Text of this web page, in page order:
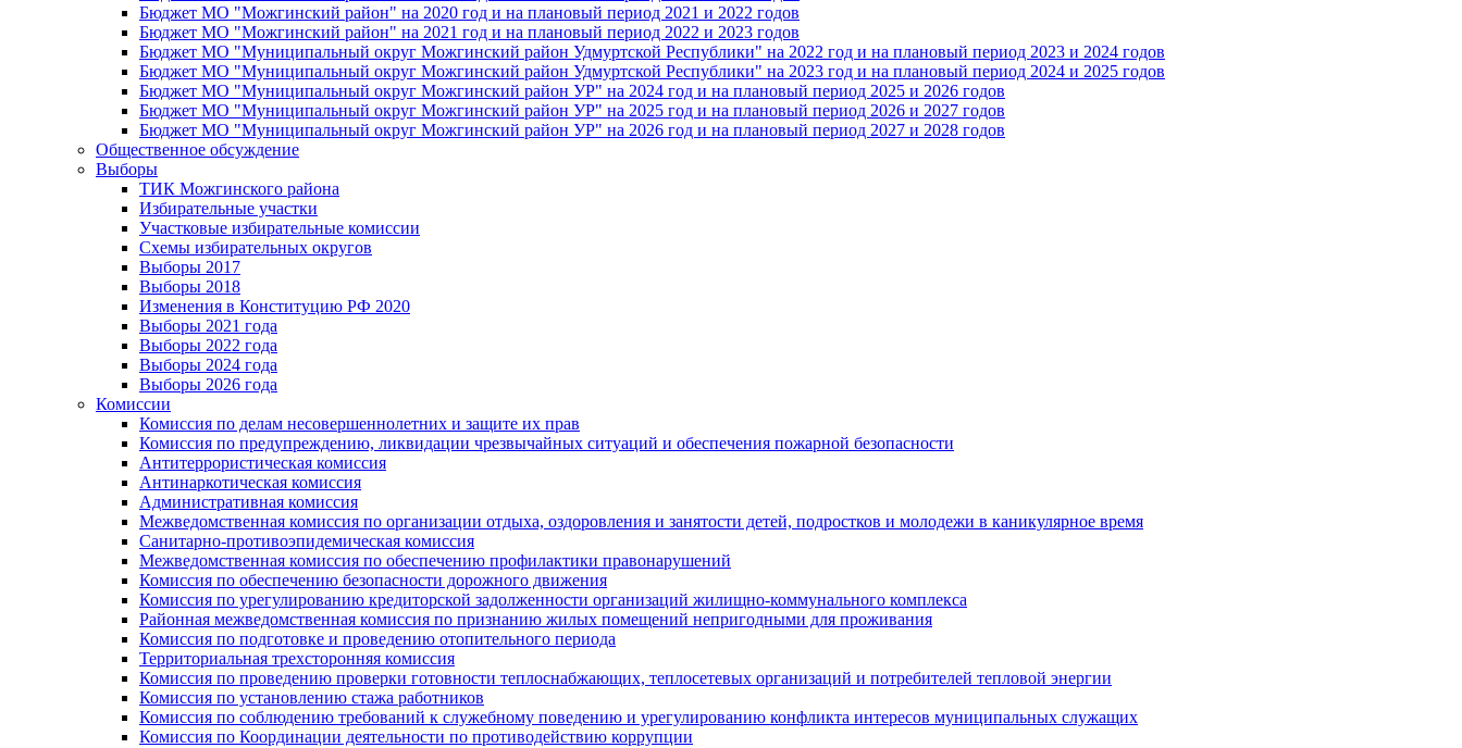
Бюджет МО "Можгинский район" на 2020 год и на плановый период 2021 и 2022 годов
Бюджет МО "Можгинский район" на 2021 год и на плановый период 2022 и 2023 годов
Бюджет МО "Муниципальный округ Можгинский район Удмуртской Республики" на 2022 год и на плановый период 2023 и 2024 годов
Бюджет МО "Муниципальный округ Можгинский район Удмуртской Республики" на 2023 год и на плановый период 2024 и 2025 годов
Бюджет МО "Муниципальный округ Можгинский район УР" на 2024 год и на плановый период 2025 и 2026 годов
Бюджет МО "Муниципальный округ Можгинский район УР" на 2025 год и на плановый период 2026 и 2027 годов
Бюджет МО "Муниципальный округ Можгинский район УР" на 2026 год и на плановый период 2027 и 2028 годов
Общественное обсуждение
Выборы
ТИК Можгинского района
Избирательные участки
Участковые избирательные комиссии
Схемы избирательных округов
Выборы 2017
Выборы 2018
Изменения в Конституцию РФ 2020
Выборы 2021 года
Выборы 2022 года
Выборы 2024 года
Выборы 2026 года
Комиссии
Комиссия по делам несовершеннолетних и защите их прав
Комиссия по предупреждению, ликвидации чрезвычайных ситуаций и обеспечения пожарной безопасности
Антитеррористическая комиссия
Антинаркотическая комиссия
Административная комиссия
Межведомственная комиссия по организации отдыха, оздоровления и занятости детей, подростков и молодежи в каникулярное время
Санитарно-противоэпидемическая комиссия
Межведомственная комиссия по обеспечению профилактики правонарушений
Комиссия по обеспечению безопасности дорожного движения
Комиссия по урегулированию кредиторской задолженности организаций жилищно-коммунального комплекса
Районная межведомственная комиссия по признанию жилых помещений непригодными для проживания
Комиссия по подготовке и проведению отопительного периода
Территориальная трехсторонняя комиссия
Комиссия по проведению проверки готовности теплоснабжающих, теплосетевых организаций и потребителей тепловой энергии
Комиссия по установлению стажа работников
Комиссия по соблюдению требований к служебному поведению и урегулированию конфликта интересов муниципальных служащих
Комиссия по Координации деятельности по противодействию коррупции